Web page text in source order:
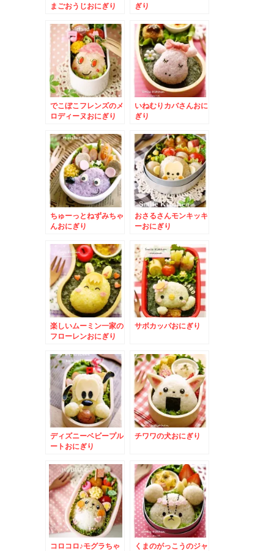
まごおうじおにぎり
ぎり
でこぼこフレンズのメ
ロディーヌおにぎり
いねむりカバさんおに
ぎり
ちゅーっとねずみちゃ
んおにぎり
おさるさんモンキッキ
ーおにぎり
楽しいムーミン一家の
フローレンおにぎり
サボカッパおにぎり
ディズニーベビープル
ートおにぎり
チワワの犬おにぎり
コロコロ♪モグラちゃ
くまのがっこうのジャ